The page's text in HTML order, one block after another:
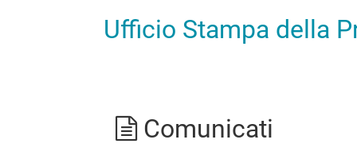
Ufficio Stampa della
Comunicati